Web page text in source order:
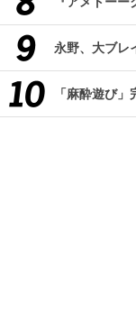
永野、大ブレ
「麻酔遊び」